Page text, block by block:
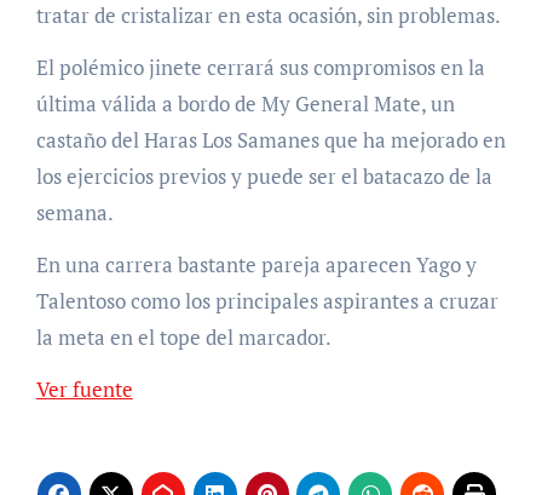
tratar de cristalizar en esta ocasión, sin problemas.
El polémico jinete cerrará sus compromisos en la
última válida a bordo de My General Mate, un
castaño del Haras Los Samanes que ha mejorado en
los ejercicios previos y puede ser el batacazo de la
semana.
En una carrera bastante pareja aparecen Yago y
Talentoso como los principales aspirantes a cruzar
la meta en el tope del marcador.
Ver fuente